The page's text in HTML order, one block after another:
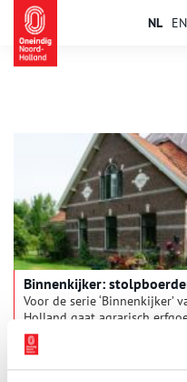
NL EN
Binnenkijker:
Voor de serie
Holland gaat agrarisch
bezoek bij bijzondere
vertellen haar alles over de
de stolp. De interieurs